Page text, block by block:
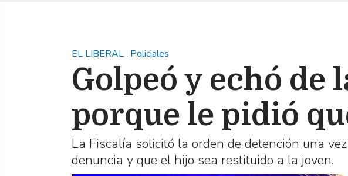
EL LIBERAL. Policiales
Golpeó y echó de
porque le pidió
La Fiscalía solicitó la orden de detención una
denuncia y que el hijo sea restituido a la joven.